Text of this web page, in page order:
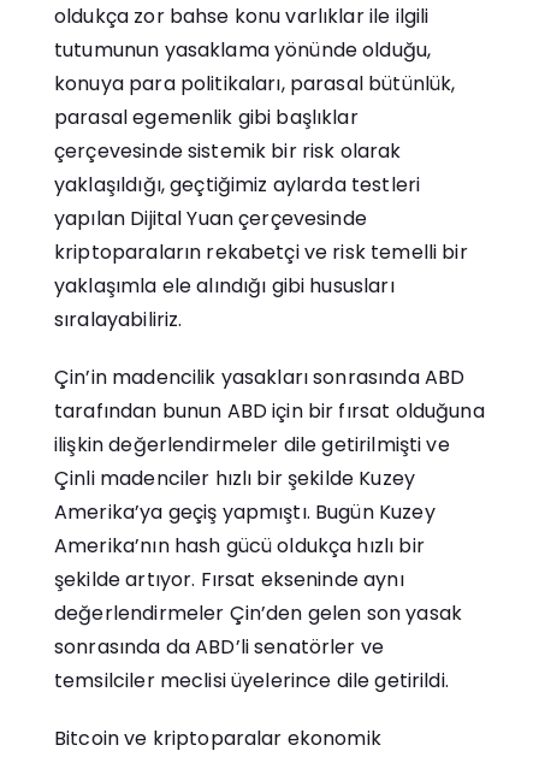
oldukça zor bahse konu varlıklar ile ilgili
tutumunun yasaklama yönünde olduğu,
konuya para politikaları, parasal bütünlük,
parasal egemenlik gibi başlıklar
çerçevesinde sistemik bir risk olarak
yaklaşıldığı, geçtiğimiz aylarda testleri
yapılan Dijital Yuan çerçevesinde
kriptoparaların rekabetçi ve risk temelli bir
yaklaşımla ele alındığı gibi hususları
sıralayabiliriz.
Çin’in madencilik yasakları sonrasında ABD
tarafından bunun ABD için bir fırsat olduğuna
ilişkin değerlendirmeler dile getirilmişti ve
Çinli madenciler hızlı bir şekilde Kuzey
Amerika’ya geçiş yapmıştı. Bugün Kuzey
Amerika’nın hash gücü oldukça hızlı bir
şekilde artıyor. Fırsat ekseninde aynı
değerlendirmeler Çin’den gelen son yasak
sonrasında da ABD’li senatörler ve
temsilciler meclisi üyelerince dile getirildi.
Bitcoin ve kriptoparalar ekonomik